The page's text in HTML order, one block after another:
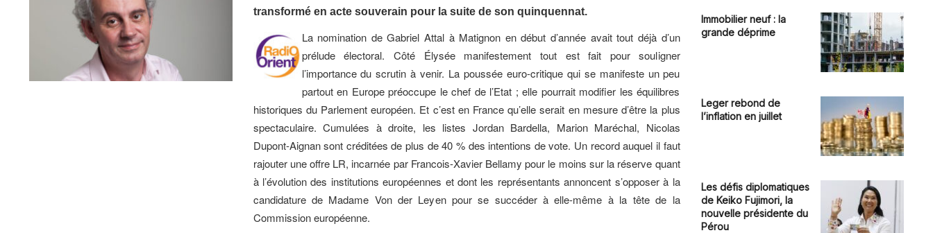
transformé en acte souverain pour la suite de son quinquennat.
La nomination de Gabriel Attal à Matignon en début d’année avait tout déjà d’un
prélude électoral. Côté Élysée manifestement tout est fait pour souligner
l’importance du scrutin à venir. La poussée euro-critique qui se manifeste un peu
partout en Europe préoccupe le chef de l’Etat ; elle pourrait modifier les équilibres
historiques du Parlement européen. Et c’est en France qu’elle serait en mesure d’être la plus
spectaculaire. Cumulées à droite, les listes Jordan Bardella, Marion Maréchal, Nicolas
Dupont-Aignan sont créditées de plus de 40 % des intentions de vote. Un record auquel il faut
rajouter une offre LR, incarnée par Francois-Xavier Bellamy pour le moins sur la réserve quant
à l’évolution des institutions européennes et dont les représentants annoncent s’opposer à la
candidature de Madame Von der Leyen pour se succéder à elle-même à la tête de la
Commission européenne.
Immobilier neuf : la
grande déprime
Leger rebond de
l’inflation en juillet
Les défis diplomatiques
de Keiko Fujimori, la
nouvelle présidente du
Pérou